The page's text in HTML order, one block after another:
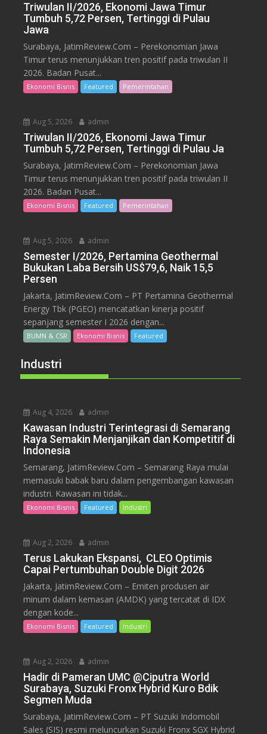
Triwulan II/2026, Ekonomi Jawa Timur
Tumbuh 5,72 Persen, Tertinggi di Pulau
Jawa
Surabaya, JatimReview.Com – Perekonomian Jawa
Timur terus menunjukkan tren positif pada triwulan II
2026. Badan Pusat...
Ekonomi Bisnis Featured Pemerintahan
Aug 5, 2026 admin
Triwulan II/2026, Ekonomi Jawa Timur
Tumbuh 5,72 Persen, Tertinggi di Pulau Ja
Surabaya, JatimReview.Com – Perekonomian Jawa
Timur terus menunjukkan tren positif pada triwulan II
2026. Badan Pusat...
Ekonomi Bisnis Featured Pemerintahan
Aug 5, 2026 admin
Semester I/2026, Pertamina Geothermal
Bukukan Laba Bersih US$79,6, Naik 15,5
Persen
Jakarta, JatimReview.Com – PT Pertamina Geothermal
Energy Tbk (PGEO) mencatatkan kinerja positif
sepanjang semester I 2026 dengan...
BUMN & CSR Ekonomi Bisnis Featured
Industri
Aug 4, 2026 admin
Kawasan Industri Terintegrasi di Semarang
Raya Semakin Menjanjikan dan Kompetitif di
Indonesia
Semarang, JatimReview.Com – Semarang Raya mulai
memasuki babak baru dalam pengembangan kawasan
industri. Kawasan ini tidak...
Ekonomi Bisnis Featured Industri
Aug 2, 2026 admin
Terus Lakukan Ekspansi, CLEO Optimis
Capai Pertumbuhan Double Digit 2026
Jakarta, JatimReview.Com – Emiten produsen air
minum dalam kemasan (AMDK) yang tercatat di IDX
dengan kode...
Ekonomi Bisnis Featured Industri
Aug 2, 2026 admin
Hadir di Pameran UMC @Ciputra World
Surabaya, Suzuki Fronx Hybrid Kuro Bdik
Segmen Muda
Surabaya, JatimReview.Com – PT Suzuki Indomobil
Sales (SIS) resmi meluncurkan Suzuki Fronx SGX Hybrid